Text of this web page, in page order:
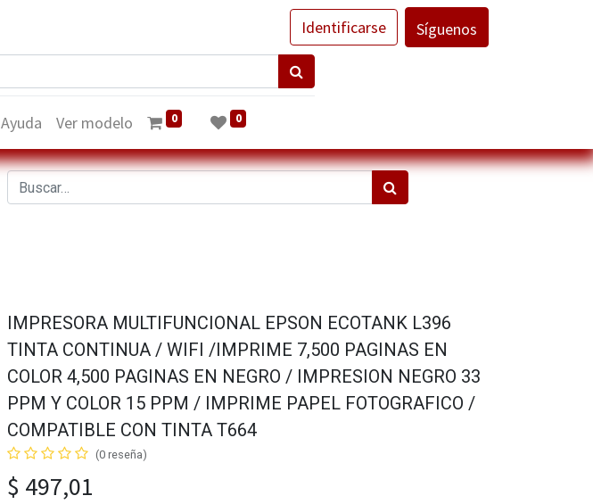
Identificarse Síguenos
Ayuda Ver modelo 0 0
IMPRESORA MULTIFUNCIONAL EPSON ECOTANK L396
TINTA CONTINUA / WIFI /IMPRIME 7,500 PAGINAS EN
COLOR 4,500 PAGINAS EN NEGRO / IMPRESION NEGRO 33
PPM Y COLOR 15 PPM / IMPRIME PAPEL FOTOGRAFICO /
COMPATIBLE CON TINTA T664
(0 reseña)
$ 497,01